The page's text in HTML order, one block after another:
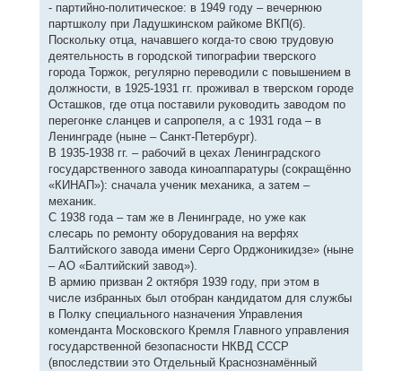
- партийно-политическое: в 1949 году – вечернюю
партшколу при Ладушкинском райкоме ВКП(б).
Поскольку отца, начавшего когда-то свою трудовую
деятельность в городской типографии тверского
города Торжок, регулярно переводили с повышением в
должности, в 1925-1931 гг. проживал в тверском городе
Осташков, где отца поставили руководить заводом по
перегонке сланцев и сапропеля, а с 1931 года – в
Ленинграде (ныне – Санкт-Петербург).
В 1935-1938 гг. – рабочий в цехах Ленинградского
государственного завода киноаппаратуры (сокращённо
«КИНАП»): сначала ученик механика, а затем –
механик.
С 1938 года – там же в Ленинграде, но уже как
слесарь по ремонту оборудования на верфях
Балтийского завода имени Серго Орджоникидзе» (ныне
– АО «Балтийский завод»).
В армию призван 2 октября 1939 году, при этом в
числе избранных был отобран кандидатом для службы
в Полку специального назначения Управления
коменданта Московского Кремля Главного управления
государственной безопасности НКВД СССР
(впоследствии это Отдельный Краснознамённый